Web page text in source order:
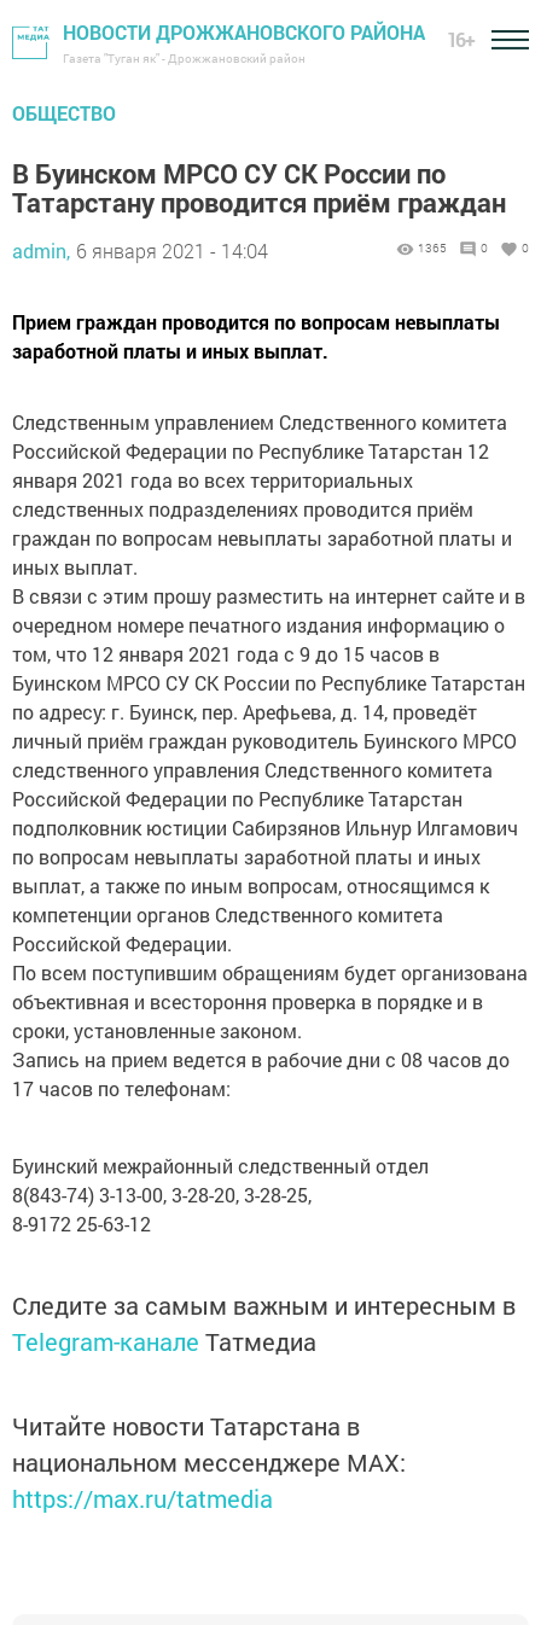
НОВОСТИ ДРОЖЖАНОВСКОГО РАЙОНА
Газета "Туган як" - Дрожжановский район
16+
ОБЩЕСТВО
В Буинском МРСО СУ СК России по
Татарстану проводится приём граждан
admin, 6 января 2021 - 14:04 1365 0 0
Прием граждан проводится по вопросам невыплаты
заработной платы и иных выплат.
Следственным управлением Следственного комитета
Российской Федерации по Республике Татарстан 12
января 2021 года во всех территориальных
следственных подразделениях проводится приём
граждан по вопросам невыплаты заработной платы и
иных выплат.
В связи с этим прошу разместить на интернет сайте и в
очередном номере печатного издания информацию о
том, что 12 января 2021 года с 9 до 15 часов в
Буинском МРСО СУ СК России по Республике Татарстан
по адресу: г. Буинск, пер. Арефьева, д. 14, проведёт
личный приём граждан руководитель Буинского МРСО
следственного управления Следственного комитета
Российской Федерации по Республике Татарстан
подполковник юстиции Сабирзянов Ильнур Илгамович
по вопросам невыплаты заработной платы и иных
выплат, а также по иным вопросам, относящимся к
компетенции органов Следственного комитета
Российской Федерации.
По всем поступившим обращениям будет организована
объективная и всестороння проверка в порядке и в
сроки, установленные законом.
Запись на прием ведется в рабочие дни с 08 часов до
17 часов по телефонам:
Буинский межрайонный следственный отдел
8(843-74) 3-13-00, 3-28-20, 3-28-25,
8-9172 25-63-12
Следите за самым важным и интересным в
Telegram-канале Татмедиа
Читайте новости Татарстана в
национальном мессенджере MАХ:
https://max.ru/tatmedia